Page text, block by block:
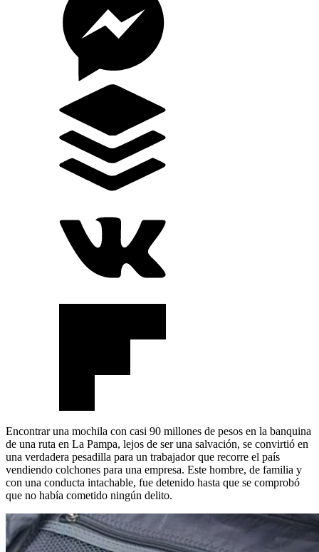
Encontrar una mochila con casi 90 millones de pesos en la banquina
de una ruta en La Pampa, lejos de ser una salvación, se convirtió en
una verdadera pesadilla para un trabajador que recorre el país
vendiendo colchones para una empresa. Este hombre, de familia y
con una conducta intachable, fue detenido hasta que se comprobó
que no había cometido ningún delito.